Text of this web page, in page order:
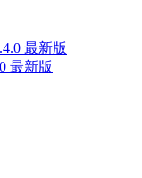
最新版